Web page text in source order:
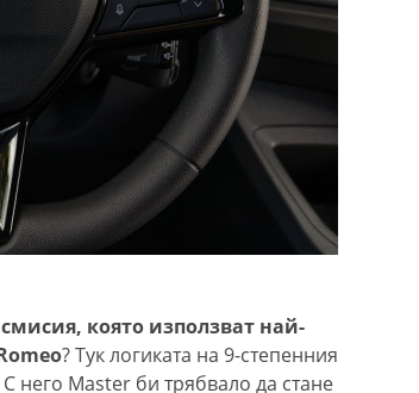
която използват най-
? Тук логиката на 9-степенния
него Master би трябвало да стане